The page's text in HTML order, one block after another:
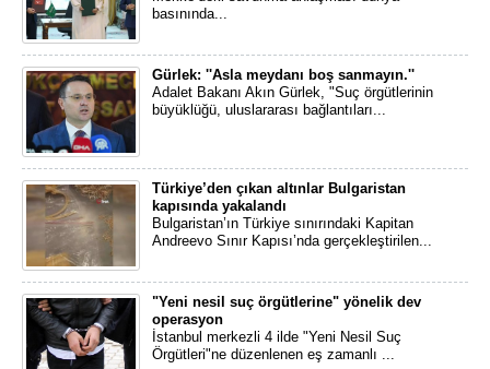
basınında...
Gürlek: ''Asla meydanı boş sanmayın.''
Adalet Bakanı Akın Gürlek, "Suç örgütlerinin
büyüklüğü, uluslararası bağlantıları...
Türkiye’den çıkan altınlar Bulgaristan
kapısında yakalandı
Bulgaristan’ın Türkiye sınırındaki Kapitan
Andreevo Sınır Kapısı’nda gerçekleştirilen...
"Yeni nesil suç örgütlerine" yönelik dev
operasyon
İstanbul merkezli 4 ilde "Yeni Nesil Suç
Örgütleri"ne düzenlenen eş zamanlı ...